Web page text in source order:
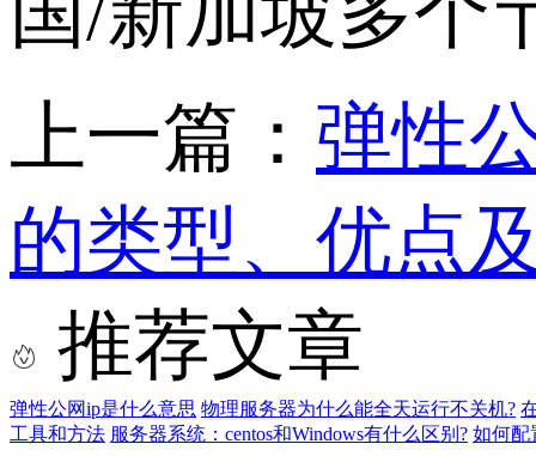
上一篇： 弹性
的类型、优点
推荐文章
弹性公网ip是什么意思 物理服务器为什么能全天运行不关机?
工具和方法 服务器系统：centos和Windows有什么区别? 如何配